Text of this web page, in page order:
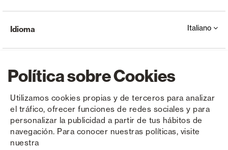
Política sobre Cookies
Utilizamos cookies propias y de terceros para analizar
el tráfico, ofrecer funciones de redes sociales y para
personalizar la publicidad a partir de tus hábitos de
navegación. Para conocer nuestras políticas, visite
nuestra
Copyright © Saxun 2023 - 2026 politica sulla riservatezza Avviso legale Cookies
Idioma Italiano